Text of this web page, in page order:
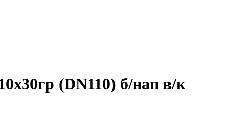
(DN110) б/нап в/к